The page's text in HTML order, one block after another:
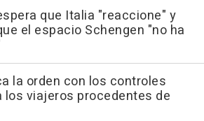
que Italia "reaccione" y
el espacio Schengen "no ha
la orden con los controles
viajeros procedentes de